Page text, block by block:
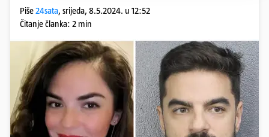
Piše24sata, srijeda, 8.5.2024. u 12:52
Čitanje članka: 2 min